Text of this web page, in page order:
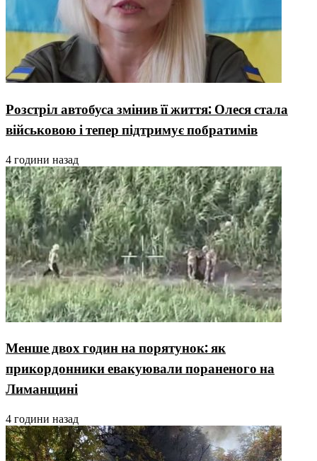
Розстріл автобуса змінив її життя: Олеся стала
військовою і тепер підтримує побратимів
4 години назад
Менше двох годин на порятунок: як
прикордонники евакуювали пораненого на
Лиманщині
4 години назад